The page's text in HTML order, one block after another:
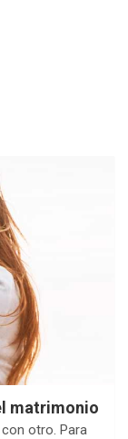
matrimonio
otro. Para